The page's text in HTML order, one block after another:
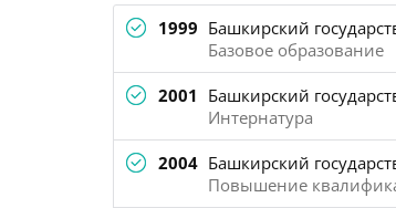
1999 Башкирский
Базовое образование
2001 Башкирский
Интернатура
2004 Башкирский
Повышение